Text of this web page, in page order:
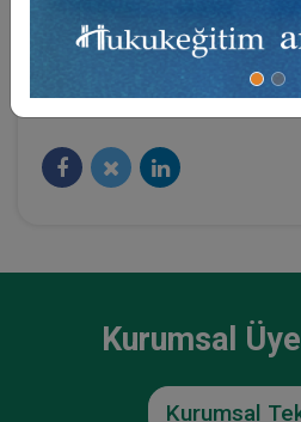
Sosyal Medya
Kurumsal
Kurumsal